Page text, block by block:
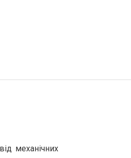
механічних